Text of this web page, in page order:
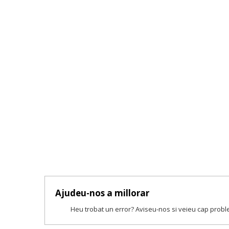
Ajudeu-nos a millorar
Heu trobat un error? Aviseu-nos si veieu cap